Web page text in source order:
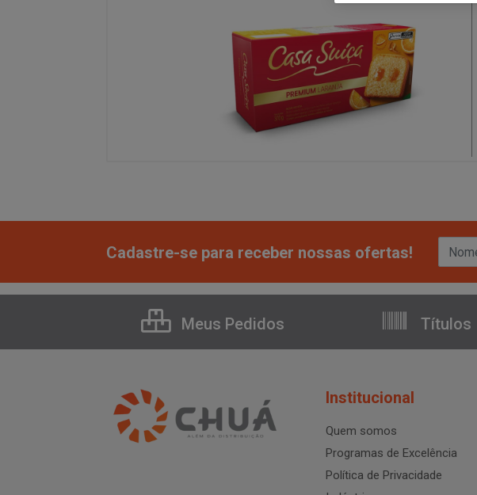
Cadastre-se para receber nossas ofertas!
Meus Pedidos Títulos
Institucional
Quem somos
Programas de Excelência
Política de Privacidade